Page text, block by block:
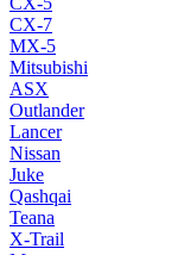
CX-7
MX-5
Mitsubishi
ASX
Outlander
Lancer
Nissan
Juke
Qashqai
Teana
X-Trail